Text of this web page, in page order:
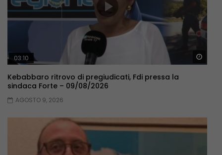
03:10
Kebabbaro ritrovo di pregiudicati, Fdi pressa la
sindaca Forte – 09/08/2026
AGOSTO 9, 2026